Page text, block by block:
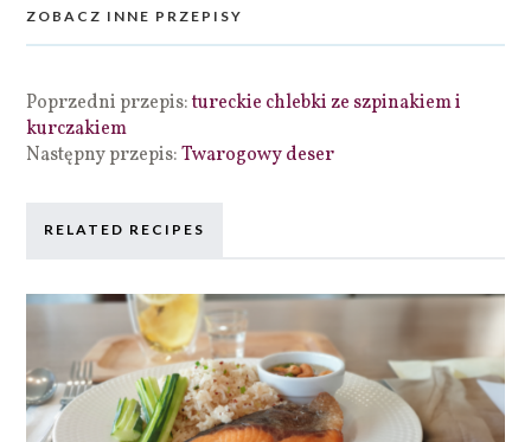
ZOBACZ INNE PRZEPISY
Poprzedni przepis:tureckie chlebki ze szpinakiem i
kurczakiem
Następny przepis:Twarogowy deser
RELATED RECIPES